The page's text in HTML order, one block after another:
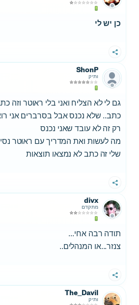
כן יש לי
שתף
ShonP
ותיק
גם לי לא הצליח ואני בלי ראוטר וזה
כתב.. שלא נכנס אבל בסרברים אני
רק זה לא עובד שאני נכנס
מה לעשות ואת המדריך עם ראוטר
שלי זה כתב לא נמצאו תוצאות
שתף
divx
מתקדם
תודה רבה אחי...
צנזר...או המנהלים..
שתף
The_Davil
ותיק